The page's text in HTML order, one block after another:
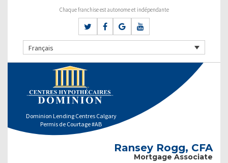
Chaque franchise est autonome et indépendante
Français
Dominion Lending Centres Calgary
Permis de Courtage #AB
Ransey Rogg, CFA
Mortgage Associate